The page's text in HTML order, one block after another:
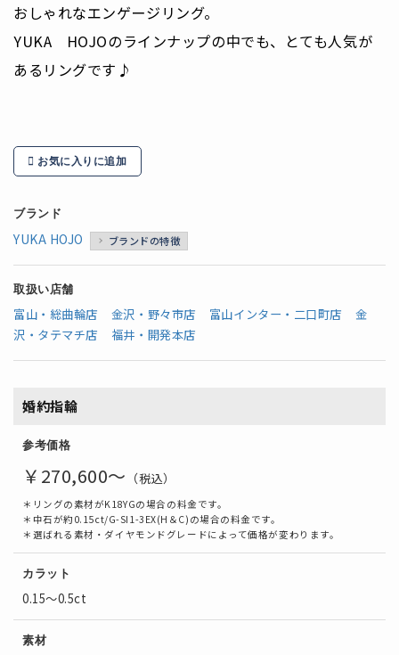
おしゃれなエンゲージリング。
YUKA HOJOのラインナップの中でも、とても人気が
あるリングです♪
お気に入りに追加
ブランド
YUKA HOJO ブランドの特徴
取扱い店舗
富山・総曲輪店 金沢・野々市店 富山インター・二口町店
金
沢・タテマチ店
福井・開発本店
婚約指輪
参考価格
￥270,600～ （税込）
＊リングの素材がK18YGの場合の料金です。
＊中石が約0.15ct/G-SI1-3EX(H＆C)の場合の料金です。
＊選ばれる素材・ダイヤモンドグレードによって価格が変わります。
カラット
0.15～0.5ct
素材